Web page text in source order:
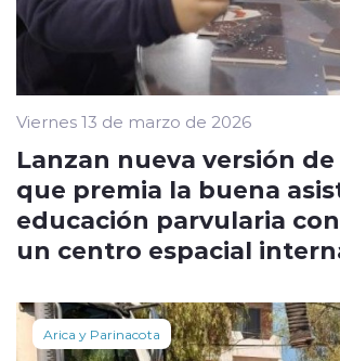
Viernes 13 de marzo de 2026
Lanzan nueva versión
que premia la buena
educación parvularia
un centro espacial
Arica y Parinacota